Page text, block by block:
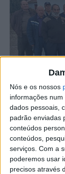
Nós e os nossos
informações
dados pessoais,
padrão enviadas
conteúdos
conteúdos,
serviços. Com a
poderemos usar
precisos através
A freguesia de
Castelo
É com
esta novidade
considerando